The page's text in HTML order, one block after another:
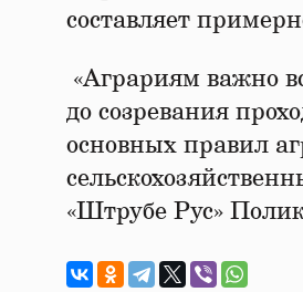
составляет
«Аграриям важно
до созревания
основных правил
«Штрубе Рус»